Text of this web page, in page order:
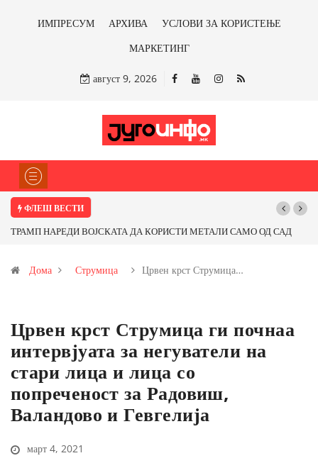
ИМПРЕСУМ АРХИВА
УСЛОВИ ЗА КОРИСТЕЊЕ
МАРКЕТИНГ
август 9, 2026
ФЛЕШ ВЕСТИ
ТРАМП НАРЕДИ ВОЈСКАТА ДА КОРИСТИ МЕТАЛИ САМО ОД САД
Иловица и со антимонот?
Дома Струмица Црвен крст Струмица…
Црвен крст Струмица ги почнаа
интервјуата за негуватели на
стари лица и лица со
попреченост за Радовиш,
Валандово и Гевгелија
март 4, 2021